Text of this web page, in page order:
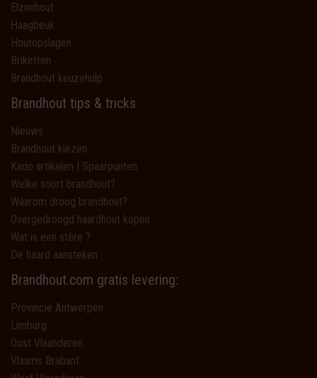
Elzenhout
Haagbeuk
Houtopslagen
Briketten
Brandhout keuzehulp
Brandhout tips & tricks
Nieuws
Brandhout kiezen
Kado artikelen | Spaarpunten
Welke soort brandhout?
Waarom droog brandhout?
Overgedroogd haardhout kopen
Wat is een stère ?
De haard aansteken
Brandhout.com gratis levering:
Provincie Antwerpen
Limburg
Oost Vlaanderen
Vlaams Brabant